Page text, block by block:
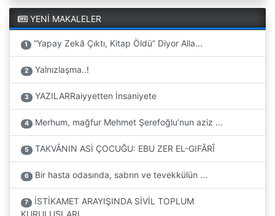
YENİ MAKALELER
1 “Yapay Zekâ Çıktı, Kitap Öldü” Diyor Alla...
2 Yalnızlaşma..!
3 YAZILARRaiyyetten İnsaniyete
4 Merhum, mağfur Mehmet Şerefoğlu’nun aziz ...
5 TAKVÂNIN ASİ ÇOCUĞU: EBU ZER EL-GIFÂRÎ
6 Bir hasta odasında, sabrın ve tevekkülün ...
7
İSTİKAMET ARAYIŞINDA SİVİL TOPLUM